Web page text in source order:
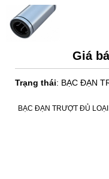
Giá
Trạng thái: BẠC ĐẠN
BẠC ĐẠN TRƯỢT ĐỦ LOẠI